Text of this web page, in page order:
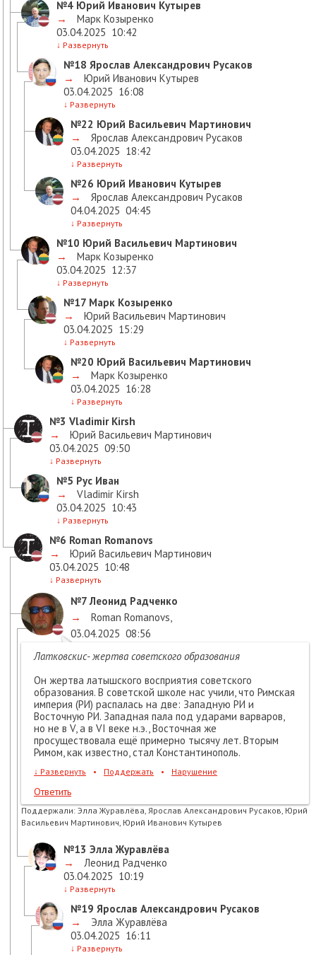
№4 Юрий Иванович Кутырев
→
Марк Козыренко
03.04.2025 10:42
↓ Развернуть
№18 Ярослав Александрович Русаков
→
Юрий Иванович Кутырев
03.04.2025 16:08
↓ Развернуть
№22 Юрий Васильевич Мартинович
→
Ярослав Александрович Русаков
03.04.2025 18:42
↓ Развернуть
№26 Юрий Иванович Кутырев
→
Ярослав Александрович Русаков
04.04.2025 04:45
↓ Развернуть
№10 Юрий Васильевич Мартинович
→
Марк Козыренко
03.04.2025 12:37
↓ Развернуть
№17 Марк Козыренко
→
Юрий Васильевич Мартинович
03.04.2025 15:29
↓ Развернуть
№20 Юрий Васильевич Мартинович
→
Марк Козыренко
03.04.2025 16:28
↓ Развернуть
№3 Vladimir Kirsh
→
Юрий Васильевич Мартинович
03.04.2025 09:50
↓ Развернуть
№5 Рус Иван
→
Vladimir Kirsh
03.04.2025 10:43
↓ Развернуть
№6 Roman Romanovs
→
Юрий Васильевич Мартинович
03.04.2025 10:48
↓ Развернуть
№7Леонид Радченко
→
Roman Romanovs,
03.04.2025 08:56
Латковскис- жертва советского образования
Он жертва латышского восприятия советского
образования. В советской школе нас учили, что Римская
империя (РИ) распалась на две: Западную РИ и
Восточную РИ. Западная пала под ударами варваров,
но не в V, а в VI веке н.э., Восточная же
просуществовала ещё примерно тысячу лет. Вторым
Римом, как известно, стал Константинополь.
↓ Развернуть • Поддержать • Нарушение
Ответить
Поддержали: Элла Журавлёва, Ярослав Александрович Русаков, Юрий
Васильевич Мартинович, Юрий Иванович Кутырев
№13 Элла Журавлёва
→
Леонид Радченко
03.04.2025 10:19
↓ Развернуть
№19 Ярослав Александрович Русаков
→
Элла Журавлёва
03.04.2025 16:11
↓ Развернуть